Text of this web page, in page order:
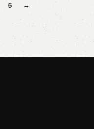
5 →